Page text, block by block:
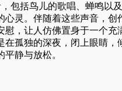
包括鸟儿的歌唱、蝉鸣以
心灵。伴随着这些声音，创
慰，让人仿佛置身于一个充
在孤独的深夜，闭上眼睛，
静与放松。